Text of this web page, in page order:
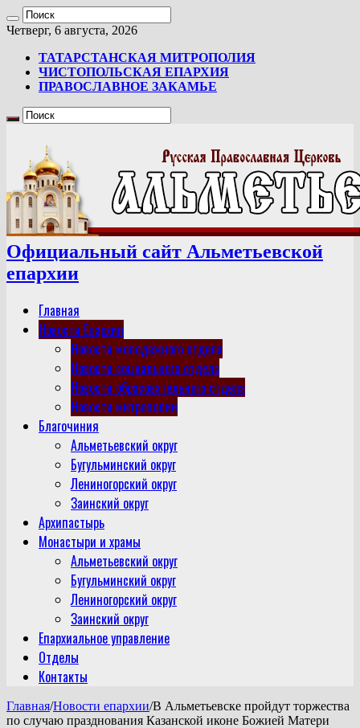
Четверг, 6 августа, 2026
ТАТАРСТАНСКАЯ МИТРОПОЛИЯ
ЧИСТОПОЛЬСКАЯ ЕПАРХИЯ
ПРАВОСЛАВНОЕ ЗАКАМЬЕ
Официальный сайт Альметьевской
епархии
Главная
Новости Епархии
Новости молодежного отдела
Новости социального отдела
Новости образовательного отдела
Новости митрополии
Благочиния
Альметьевский округ
Бугульминский округ
Лениногорский округ
Заинский округ
Архипастырь
Монастыри и храмы
Альметьевский округ
Бугульминский округ
Лениногорский округ
Заинский округ
Епархиальное управление
Отделы
Контакты
Главная/Новости епархии/В Альметьевске пройдут торжества
по случаю празднования Казанской иконе Божией Матери